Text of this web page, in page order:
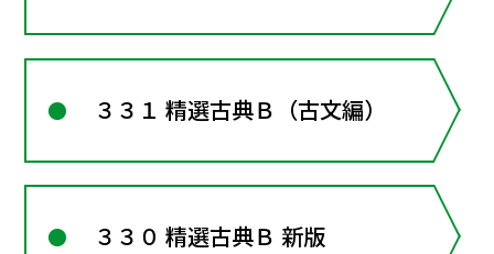
３３１ 精選古典Ｂ（古文編）
３３０ 精選古典Ｂ 新版